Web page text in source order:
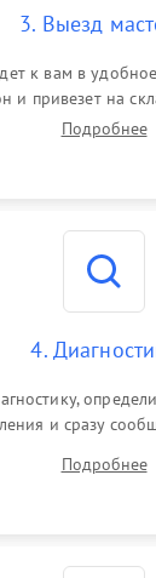
3. Выезд
к вам в
и привезет на
Подробнее
4.
и сразу
Подробнее